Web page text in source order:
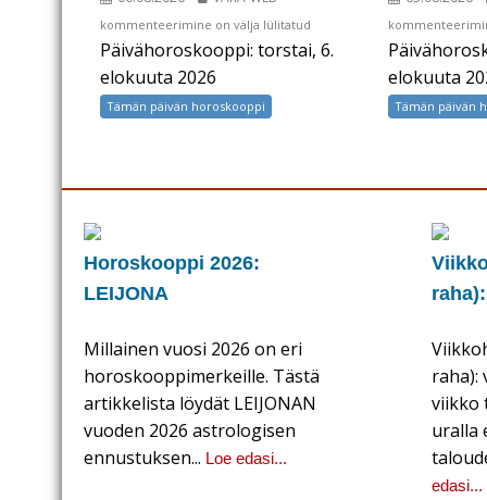
Päivähoroskooppi:
torstai,
6.
elokuuta
2026
kommenteerimine on välja lülitatud
Päivähoroskooppi: torstai, 6.
elokuuta 2026
Tämän päivän horoskooppi
keskiviikko,
5.
elokuuta
2026
elokuuta
Tämän päivän
Horoskooppi 2026:
LEIJONA
Millainen vuosi 2026 on eri
horoskooppimerkeille. Tästä
artikkelista löydät LEIJONAN
vuoden 2026 astrologisen
ennustuksen... Loe edasi...
raha):
viikko
uralla
edasi...